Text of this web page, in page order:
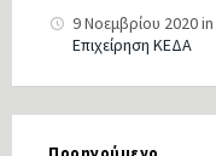
9 Νοεμβρίου 2020in
Επιχείρηση ΚΕΔΑ